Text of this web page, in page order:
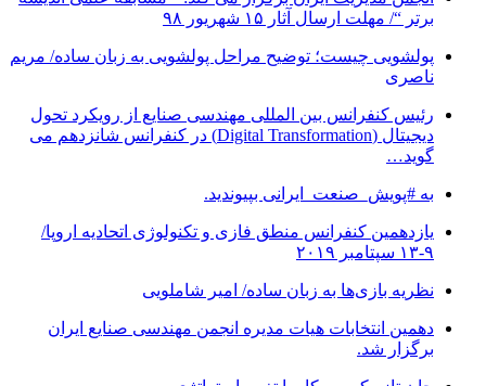
برتر “/ مهلت ارسال آثار ۱۵ شهریور ۹۸
پولشویی چیست؛ توضیح مراحل پولشویی به زبان ساده/ مریم
ناصری
رئیس کنفرانس بین المللی مهندسی صنایع از رویکرد تحول
دیجیتال (Digital Transformation) در کنفرانس شانزدهم می
گوید…
به #پویش_صنعت_ایرانی بپیوندید.
یازدهمین کنفرانس منطق فازی و تکنولوژی اتحادیه اروپا/
۹-۱۳ سپتامبر ۲۰۱۹
نظریه بازی‌ها به زبان ساده/ امیر شاملویی
دهمین انتخابات هیات مدیره انجمن مهندسی صنایع ایران
برگزار شد.